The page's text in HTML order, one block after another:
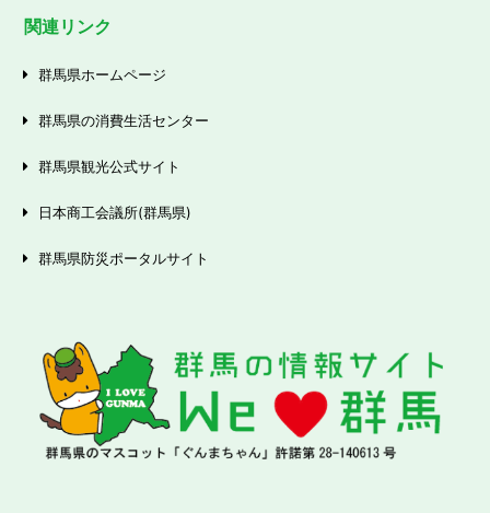
関連リンク
群馬県ホームページ
群馬県の消費生活センター
群馬県観光公式サイト
日本商工会議所(群馬県)
群馬県防災ポータルサイト